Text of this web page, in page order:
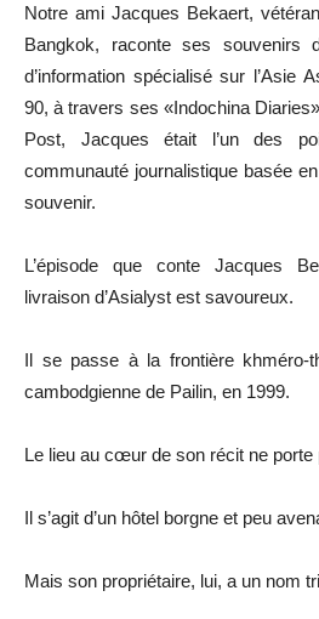
Notre ami Jacques Bekaert,
Bangkok, raconte ses souvenirs
d’information spécialisé sur l’Asie
90, à travers ses «Indochina
Post, Jacques était l’un des
communauté journalistique basée
souvenir.
L’épisode que conte Jacques
livraison d’Asialyst est savoureux.
Il se passe à la frontière khméro-
cambodgienne de Pailin, en 1999.
Le lieu au cœur de son récit ne porte
Il s’agit d’un hôtel borgne et peu
Mais son propriétaire, lui, a un nom